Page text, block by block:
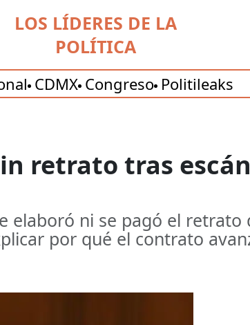
LOS LÍDERES DE LA
POLÍTICA
CDMX Congreso Politileaks
retrato tras
elaboró ni se pagó el
por qué el contrato